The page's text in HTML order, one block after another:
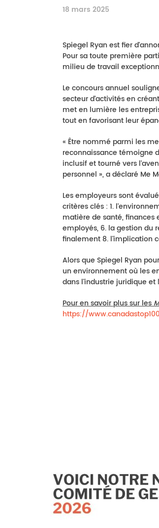
18 mars 2025
Spiegel Ryan est fier
Pour sa toute première
milieu de travail
Le concours annuel
secteur d’activités en
met en lumière les
tout en favorisant leur
« Être nommé parmi les
reconnaissance témoigne
inclusif et tourné vers
personnel », a déclaré Me
Les employeurs sont
critères clés : 1.
matière de santé, finances
employés, 6. la gestion du
finalement 8. l'implication
Alors que Spiegel Ryan
un environnement où les
dans l'industrie juridique et
Pour en savoir plus sur les
https://